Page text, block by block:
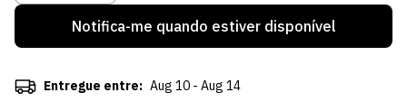
Notifica-me quando estiver disponível
Entregue entre: Aug 10 - Aug 14